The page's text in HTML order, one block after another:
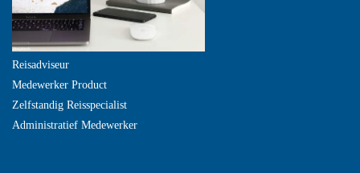
Reisadviseur
Medewerker Product
Zelfstandig Reisspecialist
Administratief Medewerker